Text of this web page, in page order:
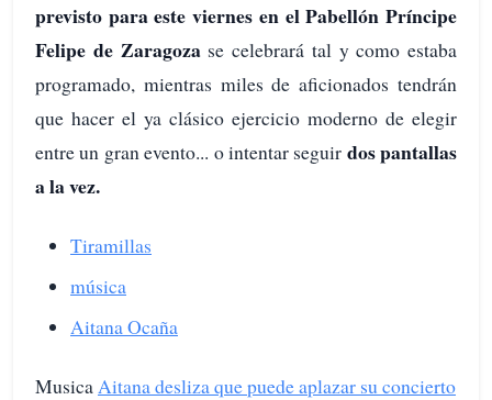
previsto para este viernes en el Pabellón Príncipe
Felipe de Zaragozase celebrará tal y como estaba
programado, mientras miles de aficionados tendrán
que hacer el ya clásico ejercicio moderno de elegir
entre un gran evento... o intentar seguir dos pantallas
a la vez.
Tiramillas
música
Aitana Ocaña
MusicaAitana desliza que puede aplazar su concierto